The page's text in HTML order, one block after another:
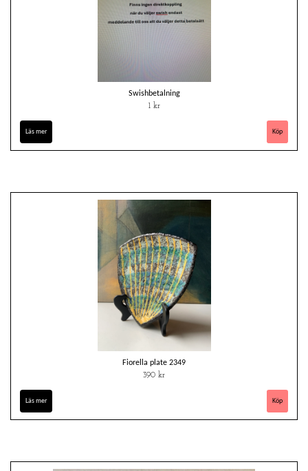
Swishbetalning
1 kr
Läs mer
Fiorella plate 2349
390 kr
Läs mer